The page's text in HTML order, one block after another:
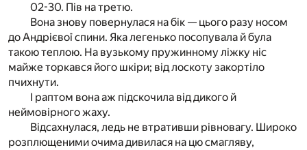
02-30. Пів на третю.
Вона знову повернулася на бік — цього разу носом
до Андрієвої спини. Яка легенько посопувала й була
такою теплою. На вузькому пружинному ліжку ніс
майже торкався його шкіри; від лоскоту закортіло
пчихнути.
І раптом вона аж підскочила від дикого й
неймовірного жаху.
Відсахнулася, ледь не втративши рівновагу. Широко
розплющеними очима дивилася на цю смагляву,